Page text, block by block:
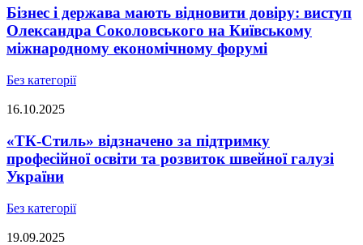
Бізнес і держава мають відновити довіру: виступ
Олександра Соколовського на Київському
міжнародному економічному форумі
Без категорії
16.10.2025
«ТК-Стиль» відзначено за підтримку
професійної освіти та розвиток швейної галузі
України
Без категорії
19.09.2025